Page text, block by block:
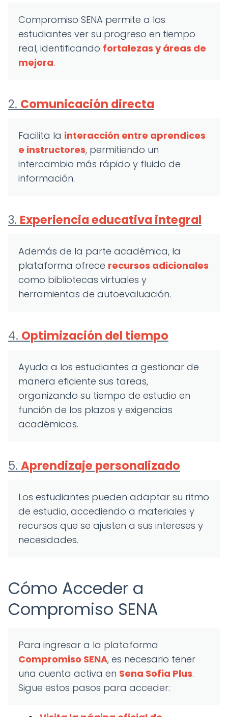
Compromiso SENA permite a los
estudiantes ver su progreso en tiempo
real, identificando fortalezas y áreas de
mejora.
2. Comunicación directa
Facilita la interacción entre aprendices
e instructores, permitiendo un
intercambio más rápido y fluido de
información.
3. Experiencia educativa integral
Además de la parte académica, la
plataforma ofrece recursos adicionales
como bibliotecas virtuales y
herramientas de autoevaluación.
4. Optimización del tiempo
Ayuda a los estudiantes a gestionar de
manera eficiente sus tareas,
organizando su tiempo de estudio en
función de los plazos y exigencias
académicas.
5. Aprendizaje personalizado
Los estudiantes pueden adaptar su ritmo
de estudio, accediendo a materiales y
recursos que se ajusten a sus intereses y
necesidades.
Cómo Acceder a
Compromiso SENA
Para ingresar a la plataforma
Compromiso SENA, es necesario tener
una cuenta activa en Sena Sofia Plus.
Sigue estos pasos para acceder: